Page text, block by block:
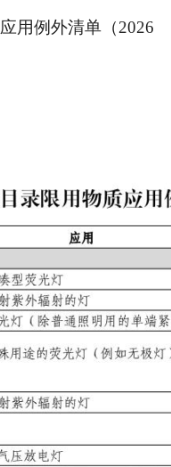
用例外清单（2026